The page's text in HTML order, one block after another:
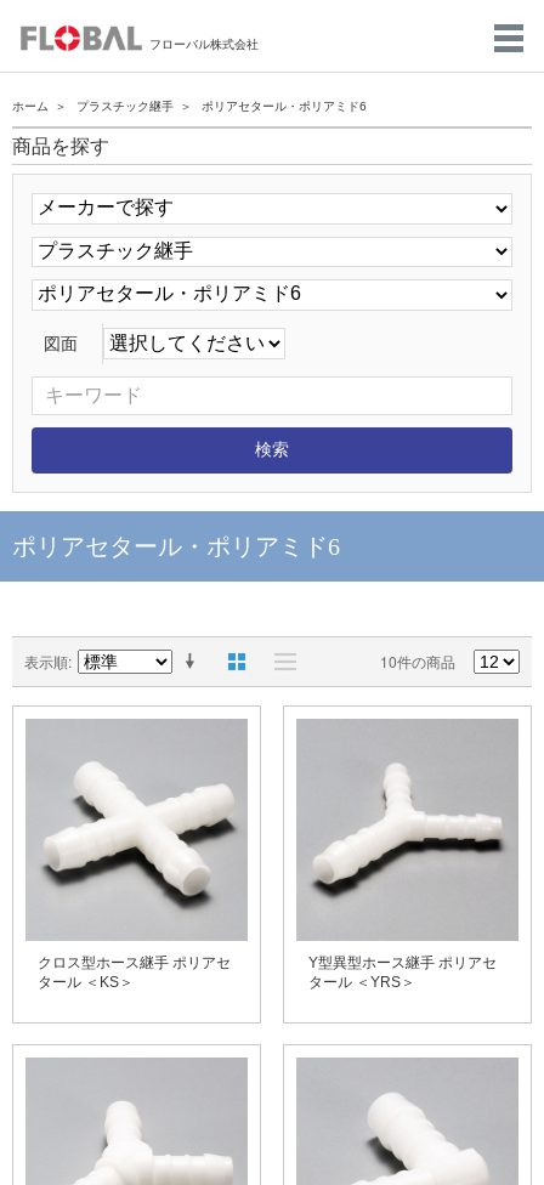
フローバル株式会社
ホーム プラスチック継手 ポリアセタール・ポリアミド6
商品を探す
図面
ポリアセタール・ポリアミド6
表示順 10件の商品
クロス型ホース継手 ポリアセ
タール ＜KS＞
Y型異型ホース継手 ポリアセ
タール ＜YRS＞